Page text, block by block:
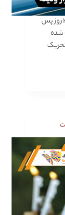
محمد صادقی بازیگر تئاتر و تلویزیون که بیش از ۳۰ روز پس
شده